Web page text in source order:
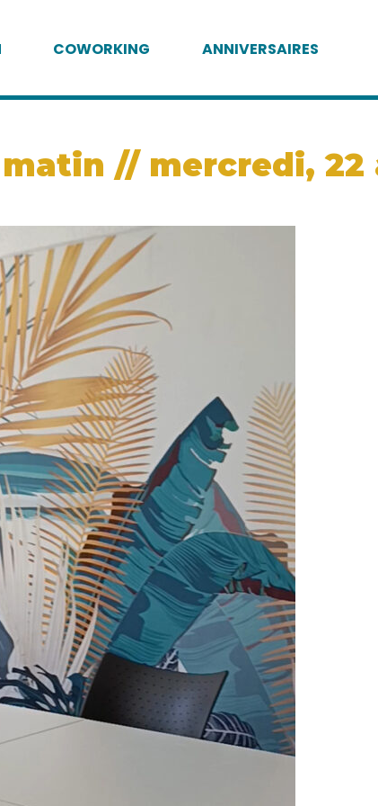
COWORKING ANNIVERSAIRES
// mercredi, 22